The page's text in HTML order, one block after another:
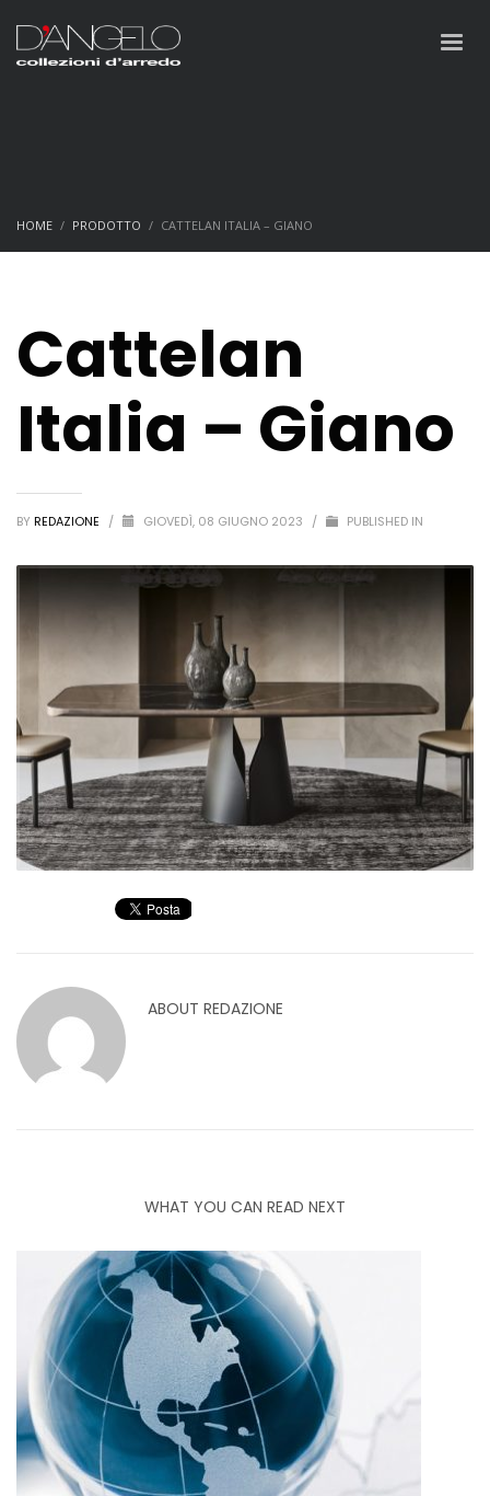
HOME PRODOTTO CATTELAN ITALIA – GIANO
Cattelan
Italia – Giano
BY REDAZIONE / GIOVEDÌ, 08 GIUGNO 2023 / PUBLISHED IN
ABOUT REDAZIONE
WHAT YOU CAN READ NEXT